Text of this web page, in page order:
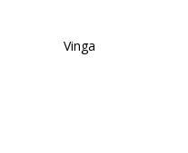
Vinga